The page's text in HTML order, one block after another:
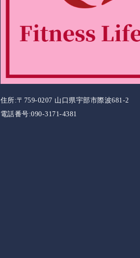
住所:〒759-0207 山口県宇部市際波681-2
電話番号:090-3171-4381